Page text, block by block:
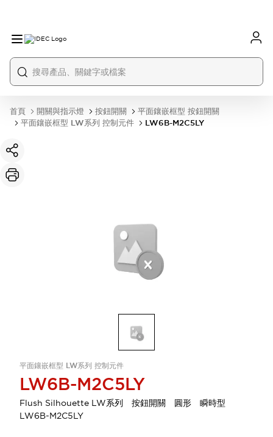
首頁 開關與指示燈 按鈕開關
平面鑲嵌框型 按鈕開關
平面鑲嵌框型 LW系列 控制元件
LW6B-M2C5LY
平面鑲嵌框型 LW系列 控制元件
LW6B-M2C5LY
Flush Silhouette LW系列 按鈕開關 圓形 瞬時型
LW6B-M2C5LY